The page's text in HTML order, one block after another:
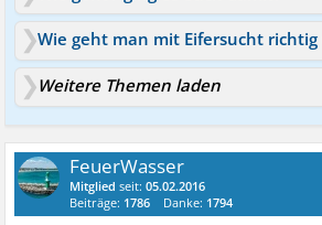
Wie geht man mit Eifersucht richtig
Weitere Themen laden
FeuerWasser
Mitglied seit:05.02.2016
Beiträge: 1786 Danke: 1794